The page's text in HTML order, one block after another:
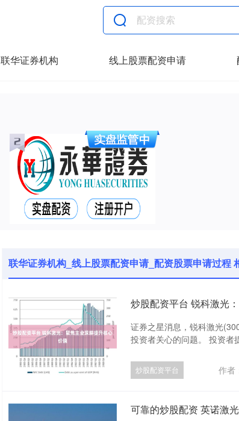
联华证券机构 线上股票配资申请
联华证券机构_线上股票配资申请_配资股票申请过程
炒股配资平台 锐科激光
证券之星消息，锐科激光
投资者关心的问题。 投资者
炒股配资平台 作者